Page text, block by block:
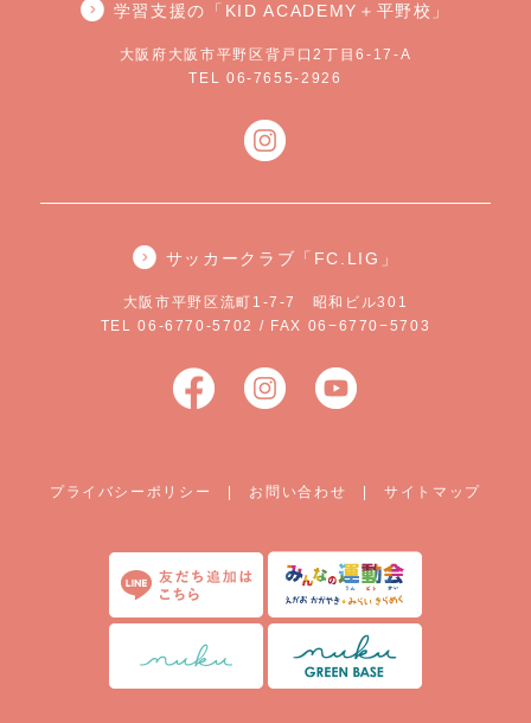
学習支援の「KID ACADEMY＋平野校」
大阪府大阪市平野区背戸口2丁目6-17-A
TEL 06-7655-2926
サッカークラブ「FC.LIG」
大阪市平野区流町1-7-7 昭和ビル301
TEL 06-6770-5702 / FAX 06−6770−5703
プライバシーポリシー お問い合わせ |サイトマップ